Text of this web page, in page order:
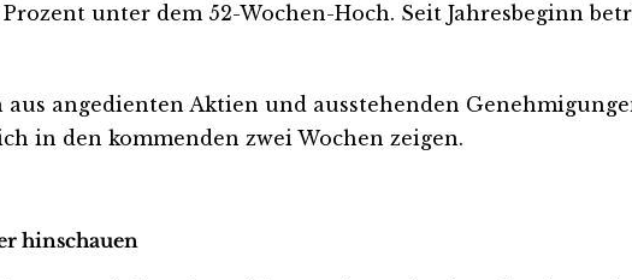
unter dem 52-Wochen-Hoch. Seit Jahresbeginn
angedienten Aktien und ausstehenden
in den kommenden zwei Wochen zeigen.
hinschauen